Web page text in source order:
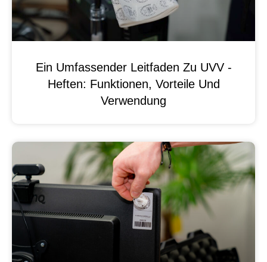
Ein Umfassender Leitfaden Zu UVV -
Heften: Funktionen, Vorteile Und
Verwendung